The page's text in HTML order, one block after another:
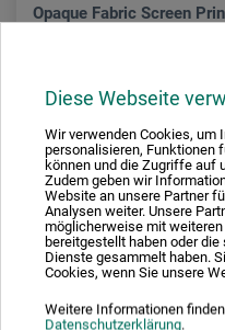
Diese Webseite
Wir verwenden Cookies, um
personalisieren, Funktionen
können und die Zugriffe auf
Zudem geben wir
Website an unsere Partner
Analysen weiter. Unsere
möglicherweise mit
bereitgestellt haben oder die
Dienste gesammelt haben.
Cookies, wenn Sie unsere
Weitere Informationen
Datenschutzerklärung.
Opaque Fabric Screen
14,60 EUR *
1 l = 61,86 EUR / (netto: 51,98
zzgl. Versandkosten